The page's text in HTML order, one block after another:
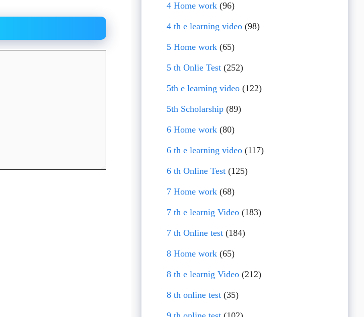
4 Home work(96)
4 th e learning video(98)
5 Home work(65)
5 th Onlie Test(252)
5th e learning video(122)
5th Scholarship(89)
6 Home work(80)
6 th e learning video(117)
6 th Online Test(125)
7 Home work(68)
7 th e learnig Video(183)
7 th Online test(184)
8 Home work(65)
8 th e learnig Video(212)
8 th online test(35)